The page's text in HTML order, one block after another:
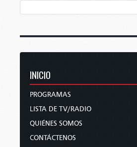
INICIO
PROGRAMAS
LISTA DE TV/RADIO
QUIÉNES SOMOS
CONTÁCTENOS